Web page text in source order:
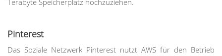
Terabyte Speicherplatz hochzuziehen.
Pinterest
Das Soziale Netzwerk Pinterest nutzt AWS für den Betrieb